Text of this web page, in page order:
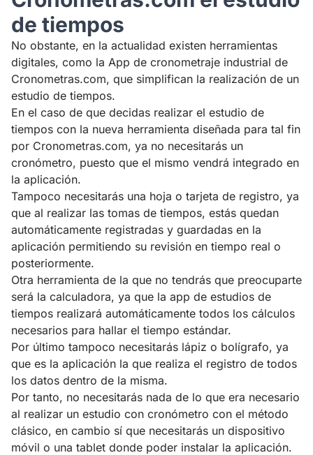
de tiempos
No obstante, en la actualidad existen herramientas
digitales, como la App de cronometraje industrial de
Cronometras.com, que simplifican la realización de un
estudio de tiempos.
En el caso de que decidas realizar el estudio de
tiempos con la nueva herramienta diseñada para tal fin
por Cronometras.com, ya no necesitarás un
cronómetro, puesto que el mismo vendrá integrado en
la aplicación.
Tampoco necesitarás una hoja o tarjeta de registro, ya
que al realizar las tomas de tiempos, estás quedan
automáticamente registradas y guardadas en la
aplicación permitiendo su revisión en tiempo real o
posteriormente.
Otra herramienta de la que no tendrás que preocuparte
será la calculadora, ya que la app de estudios de
tiempos realizará automáticamente todos los cálculos
necesarios para hallar el tiempo estándar.
Por último tampoco necesitarás lápiz o bolígrafo, ya
que es la aplicación la que realiza el registro de todos
los datos dentro de la misma.
Por tanto, no necesitarás nada de lo que era necesario
al realizar un estudio con cronómetro con el método
clásico, en cambio sí que necesitarás un dispositivo
móvil o una tablet donde poder instalar la aplicación.